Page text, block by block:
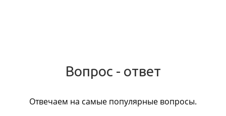
Вопрос - ответ
Отвечаем на самые популярные вопросы.